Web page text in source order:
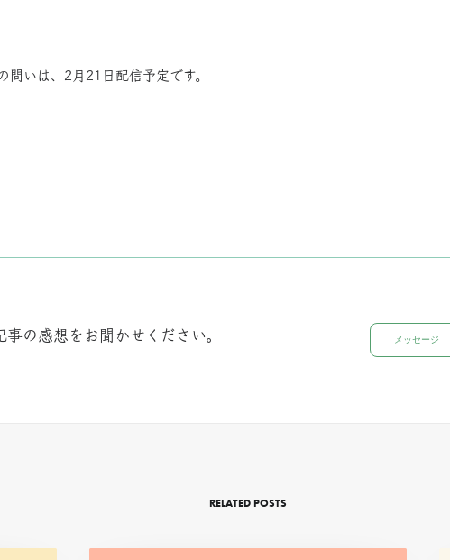
問いは、2月21日配信予定です。
事の感想をお聞かせください。 メッセージ
RELATED POSTS